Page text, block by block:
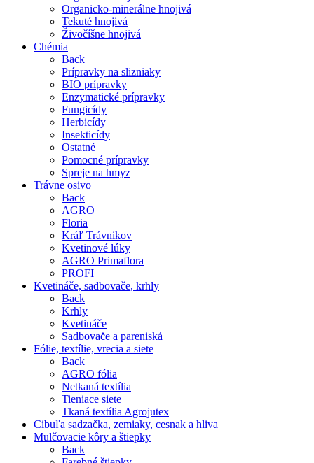
Organicko-minerálne hnojivá
Tekuté hnojivá
Živočíšne hnojivá
Chémia
Back
Prípravky na slizniaky
BIO prípravky
Enzymatické prípravky
Fungicídy
Herbicídy
Insekticídy
Ostatné
Pomocné prípravky
Spreje na hmyz
Trávne osivo
Back
AGRO
Floria
Kráľ Trávnikov
Kvetinové lúky
AGRO Primaflora
PROFI
Kvetináče, sadbovače, krhly
Back
Krhly
Kvetináče
Sadbovače a pareniská
Fólie, textílie, vrecia a siete
Back
AGRO fólia
Netkaná textília
Tieniace siete
Tkaná textília Agrojutex
Cibuľa sadzačka, zemiaky, cesnak a hliva
Mulčovacie kôry a štiepky
Back